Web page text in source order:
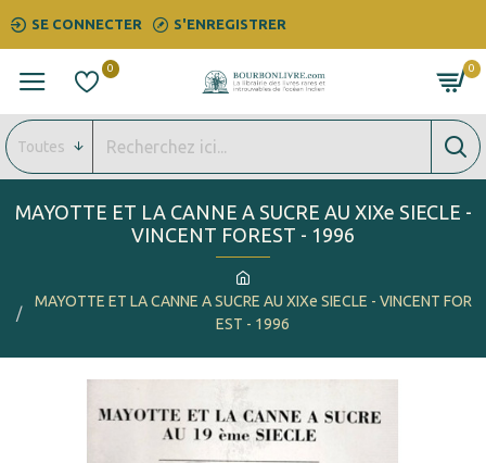
SE CONNECTER S'ENREGISTRER
0 0
Toutes
MAYOTTE ET LA CANNE A SUCRE AU XIXe SIECLE - VINCENT FOR
EST - 1996
MAYOTTE ET LA CANNE A SUCRE AU XIXe SIECLE -
VINCENT FOREST - 1996